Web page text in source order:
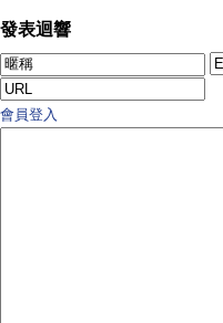
發表迴響
會員登入